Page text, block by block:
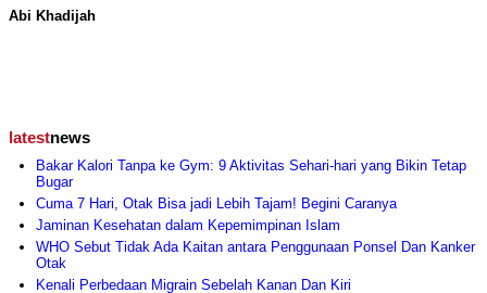
Abi Khadijah
latestnews
Bakar Kalori Tanpa ke Gym: 9 Aktivitas Sehari-hari yang Bikin Tetap
Bugar
Cuma 7 Hari, Otak Bisa jadi Lebih Tajam! Begini Caranya
Jaminan Kesehatan dalam Kepemimpinan Islam
WHO Sebut Tidak Ada Kaitan antara Penggunaan Ponsel Dan Kanker
Otak
Kenali Perbedaan Migrain Sebelah Kanan Dan Kiri